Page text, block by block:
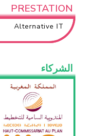
PRESTATION
Alternative IT
الشركاء